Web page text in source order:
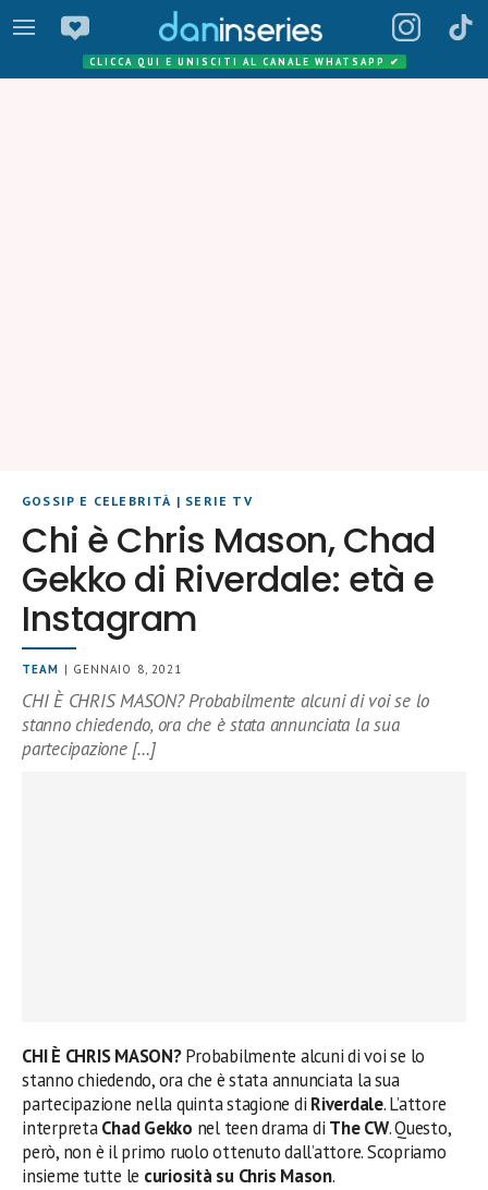
CLICCA QUI E UNISCITI AL CANALE WHATSAPP ✔
GOSSIP E CELEBRITÀ | SERIE TV
Chi è Chris Mason, Chad
Gekko di Riverdale: età e
Instagram
TEAM | GENNAIO 8, 2021
CHI È CHRIS MASON? Probabilmente alcuni di voi se lo
stanno chiedendo, ora che è stata annunciata la sua
partecipazione […]
CHI È CHRIS MASON?Probabilmente alcuni di voi se lo
stanno chiedendo, ora che è stata annunciata la sua
partecipazione nella quinta stagione di Riverdale. L’attore
interpretaChad Gekko nel teen drama di The CW. Questo,
però, non è il primo ruolo ottenuto dall’attore. Scopriamo
insieme tutte le curiosità su Chris Mason.